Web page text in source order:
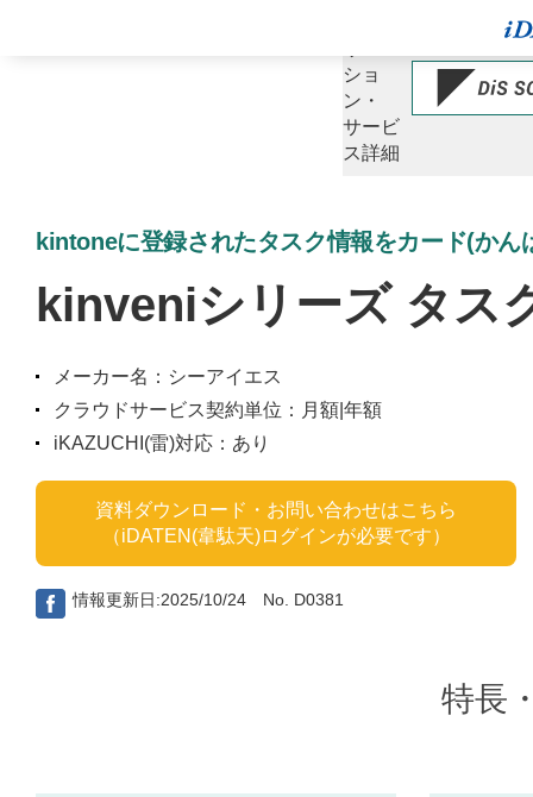
ショ
ン・
サービ
ス詳細
kintoneに登録されたタスク情報をカード(かん
kinveniシリーズ タス
メーカー名：シーアイエス
クラウドサービス契約単位：月額|年額
iKAZUCHI(雷)対応：あり
資料ダウンロード・お問い合わせはこちら
（iDATEN(韋駄天)ログインが必要です）
情報更新日:2025/10/24 No. D0381
特長